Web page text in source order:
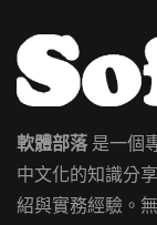
軟體部落是一個
中文化的知識分
紹與實務經驗。